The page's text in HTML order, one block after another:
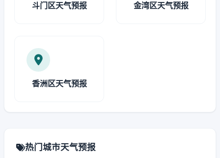
斗门区天气预报 金湾区天气预报
香洲区天气预报
热门城市天气预报